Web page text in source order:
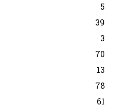
5
39
3
70
13
78
61